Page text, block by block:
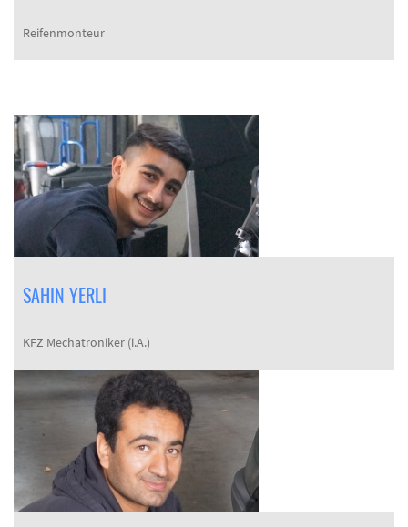
Reifenmonteur
SAHIN YERLI
KFZ Mechatroniker (i.A.)